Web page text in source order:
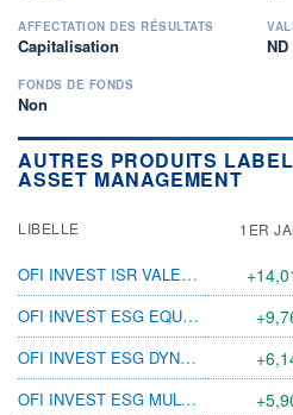
AFFECTATION DES RÉSULTATS
Capitalisation ND
FONDS DE FONDS
Non
AUTRES PRODUITS
ASSET MANAGEMENT
LIBELLE 1ER
OFI INVEST ISR VALEURS EUROPE A
OFI INVEST ESG EQUITY CLIMATE FOCUS LFM
OFI INVEST ESG DYNAMIQUE RC EUR
OFI INVEST ESG MULTITRACK R